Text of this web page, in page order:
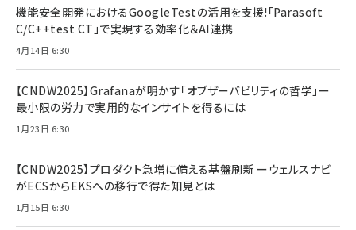
機能安全開発におけるGoogleTestの活用を支援!「Parasoft
C/C++test CT」で実現する効率化＆AI連携
4月14日 6:30
【CNDW2025】Grafanaが明かす「オブザーバビリティの哲学」ー
最小限の労力で実用的なインサイトを得るには
1月23日 6:30
【CNDW2025】プロダクト急増に備える基盤刷新 ーウェルスナビ
がECSからEKSへの移行で得た知見とは
1月15日 6:30